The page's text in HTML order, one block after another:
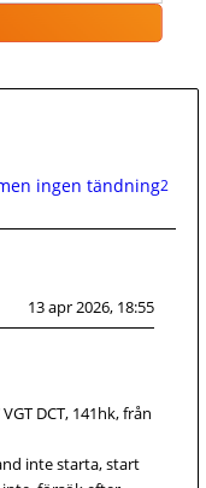
ingen tändning2
13 apr 2026, 18:55
DCT, 141hk, från
inte starta, start